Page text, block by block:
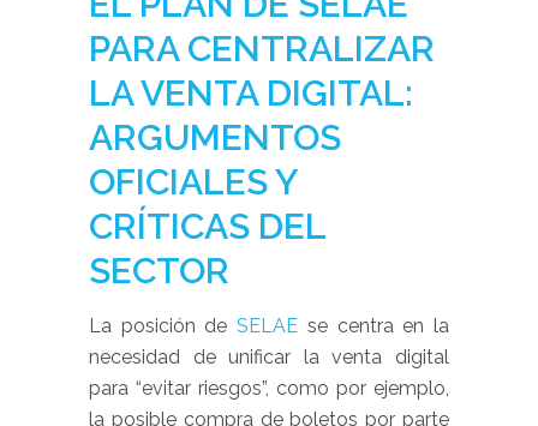
PARA CENTRALIZAR
LA VENTA DIGITAL:
ARGUMENTOS
OFICIALES Y
CRÍTICAS DEL
SECTOR
La posición de SELAE se centra en la
necesidad de unificar la venta digital
para “evitar riesgos”, como por ejemplo,
la posible compra de boletos por parte